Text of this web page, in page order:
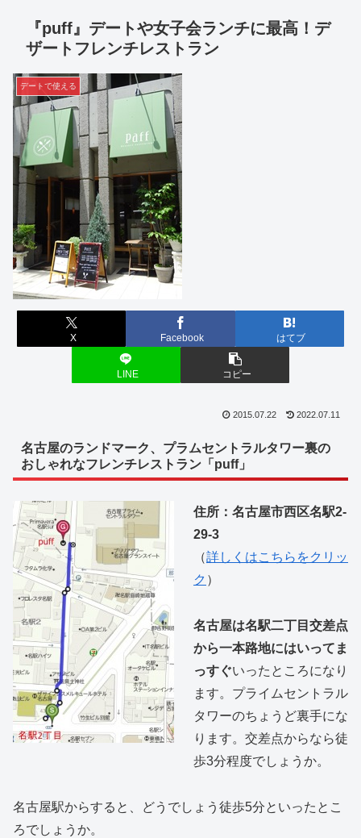
『puff』デートや女子会ランチに最高！デ
ザートフレンチレストラン
デートで使える
X Facebook はてブ
LINE コピー
2015.07.22 2022.07.11
名古屋のランドマーク、プラムセントラルタワー裏の
おしゃれなフレンチレストラン「puff」
住所：名古屋市西区名駅2-
29-3
（詳しくはこちらをクリッ
ク ）
名古屋は名駅二丁目交差点
から一本路地にはいってま
っすぐいったところになり
ます。プライムセントラル
タワーのちょうど裏手にな
ります。交差点からなら徒
歩3分程度でしょうか。
名古屋駅からすると、どうでしょう徒歩5分といったとこ
ろでしょうか。